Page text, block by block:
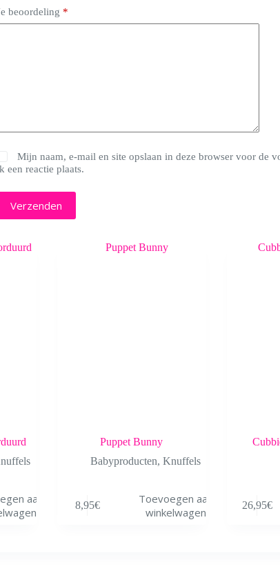
beoordeling *
Mijn naam, e-mail en site opslaan in deze browser voor de
een reactie plaats.
Verzenden
aan
Puppet Bunny
Babyproducten, Knuffels
8,95€
Toevoegen aan
winkelwagen
26,95€